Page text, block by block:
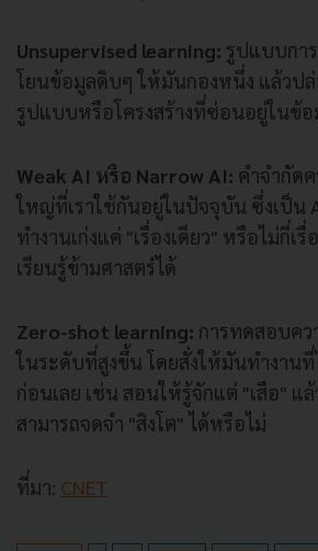
Unsupervised learning: รูปแบบกา
โยนข้อมูลดิบๆ ให้มันกองหนึ่ง แล้วป
รูปแบบหรือโครงสร้างที่ซ่อนอยู่ในข้อ
Weak AI หรือ Narrow AI: คำจำกัด
ใหญ่ที่เราใช้กันอยู่ในปัจจุบัน ซึ่งเป็น
ทำงานเก่งแค่ "เรื่องเดียว" หรือไม่กี่เรื่
เรียนรู้ข้ามศาสตร์ได้
Zero-shot learning: การทดสอบคว
ในระดับที่สูงขึ้น โดยสั่งให้มันทำงาน
ก่อนเลย เช่น สอนให้รู้จักแต่ "เสือ" แ
สามารถจดจำ "สิงโต" ได้หรือไม่
ที่มา: CNET